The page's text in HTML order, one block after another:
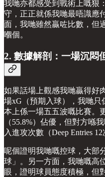
我哋亦都感受到戰術上嘅狠
守，正正就係我哋最唔識應
面，我哋雖然贏咗比數，但
嗰個。
2. 數據解剖：一場沉悶
如果話場上觀感我哋贏得好
場xG（預期入球），我哋只
本上係一場五五波嘅比賽。
（55.8%）佔優，但對方喺
入進攻次數（Deep Entries
呢個證明我哋嘅控球，大部
球」。另一方面，我哋嘅高
眼，證明球員態度積極，但